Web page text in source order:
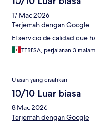
17 Mac 2026
Terjemah dengan Google
El servicio de calidad que
TERESA, perjalanan 3 malam
Ulasan yang disahkan
10/10 Luar biasa
8 Mac 2026
Terjemah dengan Google